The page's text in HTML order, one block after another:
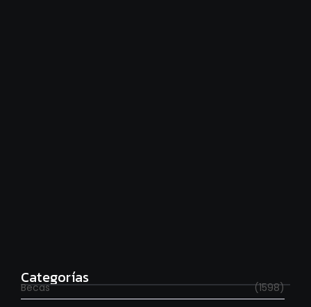
Categorías
Becas
(1598)